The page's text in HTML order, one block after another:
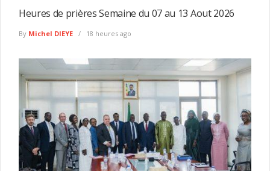
Heures de prières Semaine du 07 au 13 Aout 2026
By Michel DIEYE 18 heures ago